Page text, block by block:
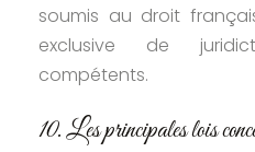
soumis au droit
exclusive de
compétents.
10. Les principales lois